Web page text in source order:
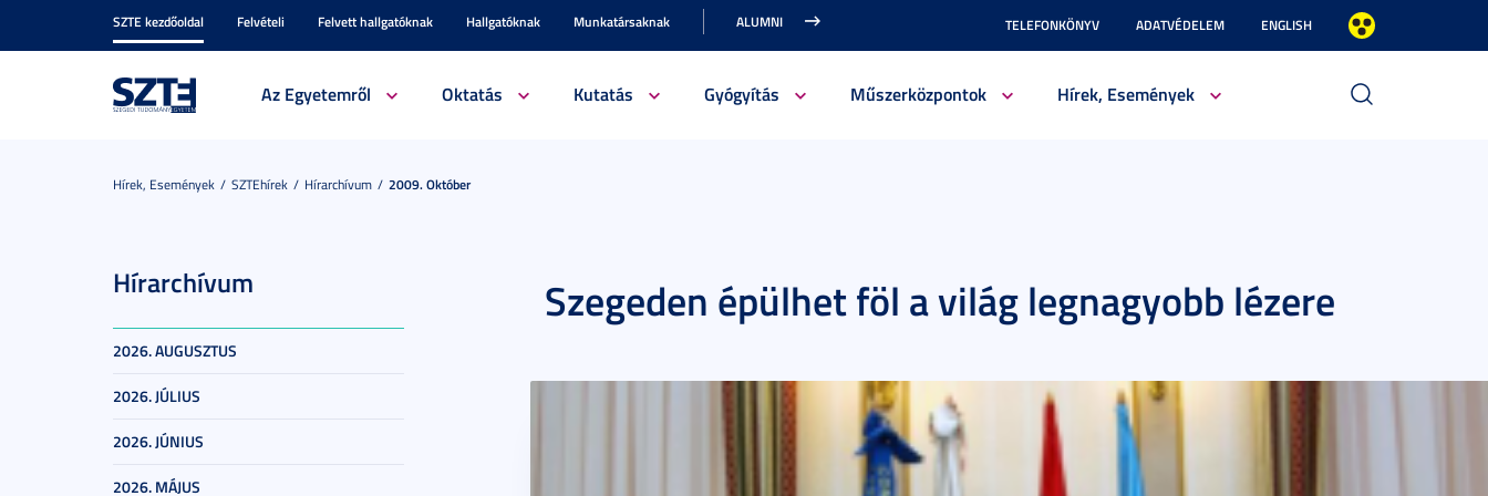
SZTE kezdőoldal Felvételi Felvett hallgatóknak Hallgatóknak Munkatársaknak ALUMNI TELEFONKÖNYV ADATVÉDELEM ENGLISH
Az Egyetemről Oktatás Kutatás Gyógyítás Műszerközpontok Hírek, Események
Hírek, Események SZTEhírek Hírarchívum 2009. Október
Hírarchívum
2026. AUGUSZTUS
2026. JÚLIUS
2026. JÚNIUS
2026. MÁJUS
Szegeden épülhet föl a világ legnagyobb lézere